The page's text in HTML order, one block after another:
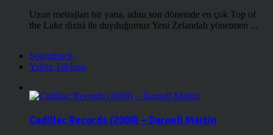
Uzun metrajları bir yana, adını son dönemde en çok Top of
the Lake dizisi ile duyduğumuz Yeni Zelandalı yönetmen ...
Soundtrack
Yıldız Tablosu
Cadillac Records (2008) – Darnell Martin